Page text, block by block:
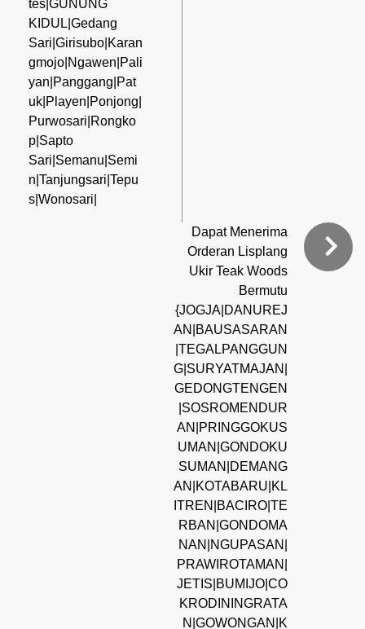
tes|GUNUNG
KIDUL|Gedang
Sari|Girisubo|Karan
gmojo|Ngawen|Pali
yan|Panggang|Pat
uk|Playen|Ponjong|
Purwosari|Rongko
p|Sapto
Sari|Semanu|Semi
n|Tanjungsari|Tepu
s|Wonosari|
Dapat Menerima
Orderan Lisplang
Ukir Teak Woods
Bermutu
{JOGJA|DANUREJ
AN|BAUSASARAN
|TEGALPANGGUN
G|SURYATMAJAN|
GEDONGTENGEN
|SOSROMENDUR
AN|PRINGGOKUS
UMAN|GONDOKU
SUMAN|DEMANG
AN|KOTABARU|KL
ITREN|BACIRO|TE
RBAN|GONDOMA
NAN|NGUPASAN|
PRAWIROTAMAN|
JETIS|BUMIJO|CO
KRODININGRATA
N|GOWONGAN|K